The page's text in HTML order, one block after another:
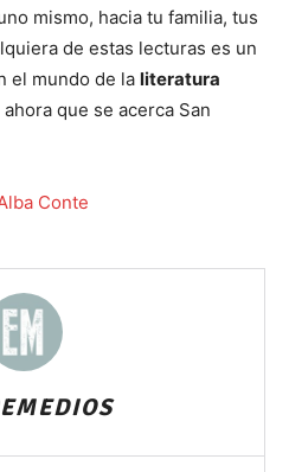
mismo, hacia tu familia, tus
de estas lecturas es un
el mundo de la literatura
que se acerca San
Conte